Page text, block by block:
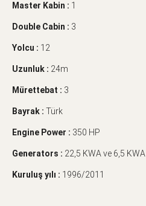
Master Kabin : 1
Double Cabin : 3
Yolcu : 12
Uzunluk : 24m
Mürettebat : 3
Bayrak : Türk
Engine Power : 350 HP
Generators : 22,5 KWA ve 6,5 KWA
Kuruluş yılı : 1996/2011